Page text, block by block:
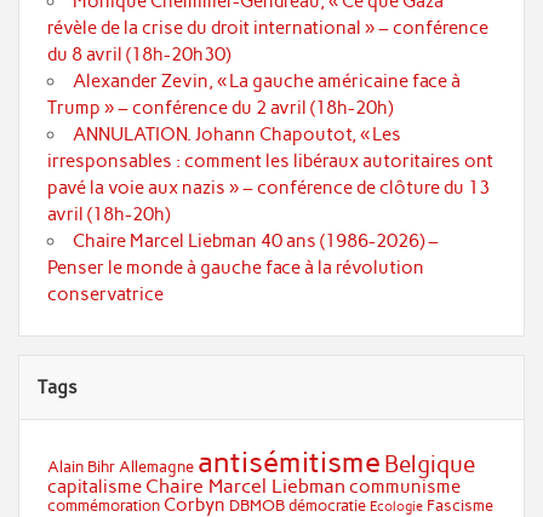
révèle de la crise du droit international » – conférence
du 8 avril (18h-20h30)
Alexander Zevin, « La gauche américaine face à
Trump » – conférence du 2 avril (18h-20h)
ANNULATION. Johann Chapoutot, « Les
irresponsables : comment les libéraux autoritaires ont
pavé la voie aux nazis » – conférence de clôture du 13
avril (18h-20h)
Chaire Marcel Liebman 40 ans (1986-2026) –
Penser le monde à gauche face à la révolution
conservatrice
Tags
Alain Bihr Allemagne antisémitisme Belgique
capitalisme Chaire Marcel Liebman communisme
commémoration Corbyn DBMOB démocratie Ecologie Fascisme